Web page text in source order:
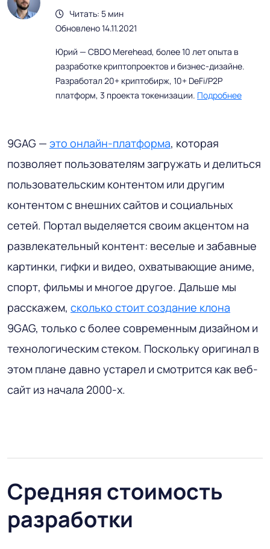
Читать: 5 мин
Обновлено 14.11.2021
Юрий — CBDO Merehead, более 10 лет опыта в
разработке криптопроектов и бизнес-дизайне.
Разработал 20+ криптобирж, 10+ DeFi/P2P
платформ, 3 проекта токенизации. Подробнее
9GAG — это онлайн-платформа, которая
позволяет пользователям загружать и делиться
пользовательским контентом или другим
контентом с внешних сайтов и социальных
сетей. Портал выделяется своим акцентом на
развлекательный контент: веселые и забавные
картинки, гифки и видео, охватывающие аниме,
спорт, фильмы и многое другое. Дальше мы
расскажем, сколько стоит создание клона
9GAG, только с более современным дизайном и
технологическим стеком. Поскольку оригинал в
этом плане давно устарел и смотрится как веб-
сайт из начала 2000-х.
Средняя стоимость
разработки